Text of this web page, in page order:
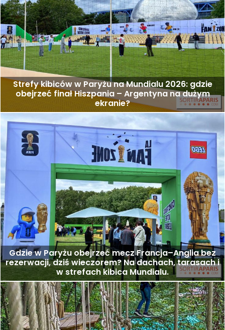
Strefy kibiców w Paryżu na Mundialu 2026: gdzie
obejrzeć finał Hiszpania – Argentyna na dużym
ekranie?
Gdzie w Paryżu obejrzeć mecz Francja–Anglia bez
rezerwacji, dziś wieczorem? Na dachach, tarasach i
w strefach kibica Mundialu.